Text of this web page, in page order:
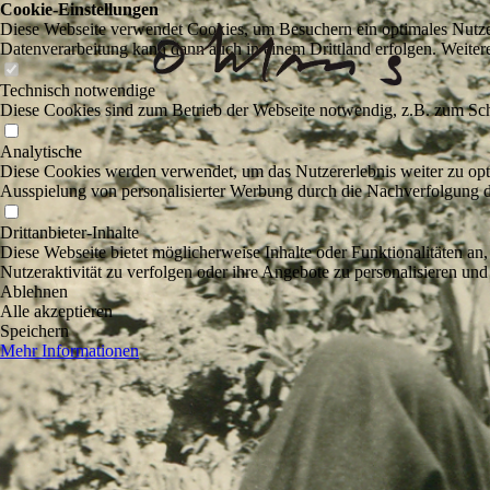
Cookie-Einstellungen
Diese Webseite verwendet Cookies, um Besuchern ein optimales
Datenverarbeitung kann dann auch in einem Drittland erfolgen.
Technisch notwendige
Diese Cookies sind zum Betrieb der Webseite notwendig, z.B. zum
Analytische
Diese Cookies werden verwendet, um das Nutzererlebnis weiter zu
Ausspielung von personalisierter Werbung durch die Nachverfolgung
Drittanbieter-Inhalte
Diese Webseite bietet möglicherweise Inhalte oder Funktionalitäten
Nutzeraktivität zu verfolgen oder ihre Angebote zu personalisieren
Ablehnen
Alle akzeptieren
Speichern
Mehr Informationen